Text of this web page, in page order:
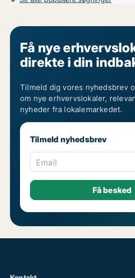
Få nye
direkte i din
Tilmeld dig vores nyhedsbrev
om nye erhvervslokaler,
nyheder fra lokalemarkedet.
Tilmeld nyhedsbrev
Email